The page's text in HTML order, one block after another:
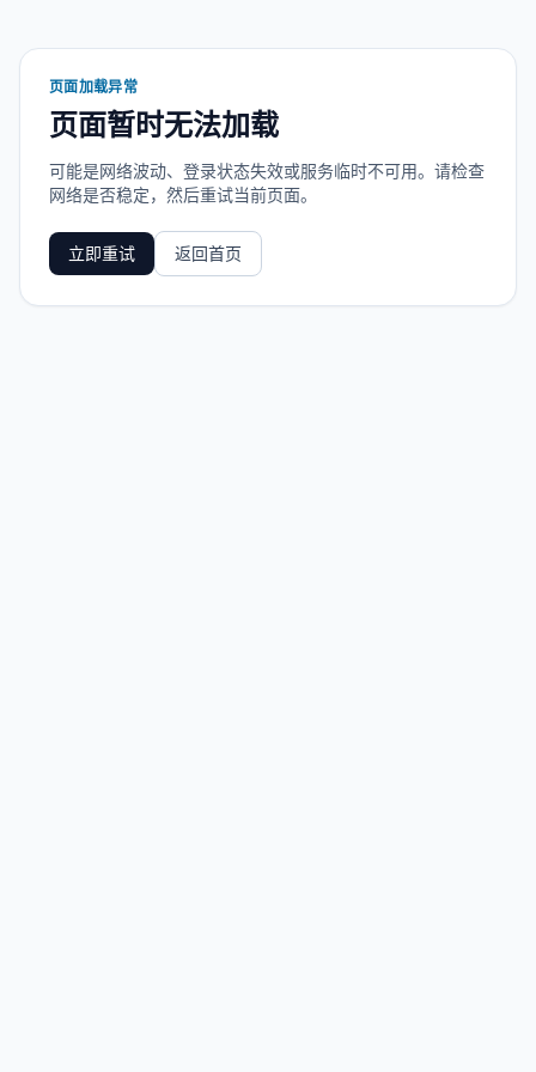
页面加载异常
页面暂时无法加载
可能是网络波动、登录状态失效或服务临时不可用。请检查
网络是否稳定，然后重试当前页面。
立即重试 返回首页